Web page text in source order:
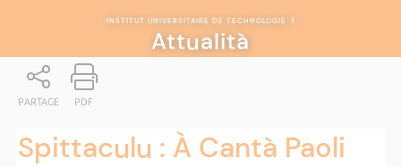
INSTITUT UNIVERSITAIRE DE TECHNOLOGIE |
Attualità
PARTAGE PDF
Spittaculu : À Cantà Paoli